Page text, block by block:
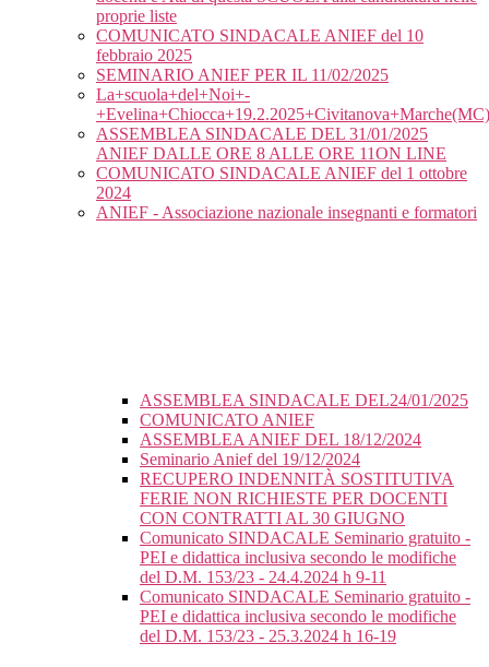
proprie liste
COMUNICATO SINDACALE ANIEF del 10
febbraio 2025
SEMINARIO ANIEF PER IL 11/02/2025
La+scuola+del+Noi+-
+Evelina+Chiocca+19.2.2025+Civitanova+Marche(MC)
ASSEMBLEA SINDACALE DEL 31/01/2025
ANIEF DALLE ORE 8 ALLE ORE 11ON LINE
COMUNICATO SINDACALE ANIEF del 1 ottobre
2024
ANIEF - Associazione nazionale insegnanti e formatori
ASSEMBLEA SINDACALE DEL24/01/2025
COMUNICATO ANIEF
ASSEMBLEA ANIEF DEL 18/12/2024
Seminario Anief del 19/12/2024
RECUPERO INDENNITÀ SOSTITUTIVA
FERIE NON RICHIESTE PER DOCENTI
CON CONTRATTI AL 30 GIUGNO
Comunicato SINDACALE Seminario gratuito -
PEI e didattica inclusiva secondo le modifiche
del D.M. 153/23 - 24.4.2024 h 9-11
Comunicato SINDACALE Seminario gratuito -
PEI e didattica inclusiva secondo le modifiche
del D.M. 153/23 - 25.3.2024 h 16-19